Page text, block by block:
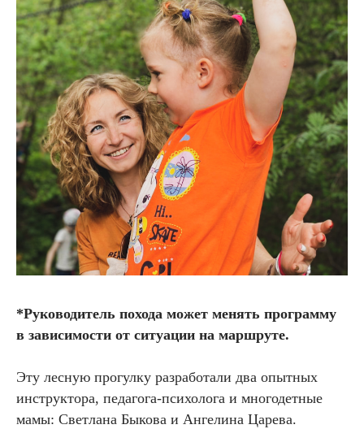
*Руководитель похода может менять программу
в зависимости от ситуации на маршруте.
Эту лесную прогулку разработали два опытных
инструктора, педагога-психолога и многодетные
мамы: Светлана Быкова и Ангелина Царева.